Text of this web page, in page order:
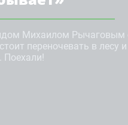
Михаилом Рычаговым
переночевать в лесу
Поехали!